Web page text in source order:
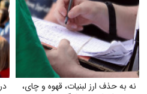
نه به حذف ارز لبنیات، قهوه و چای،